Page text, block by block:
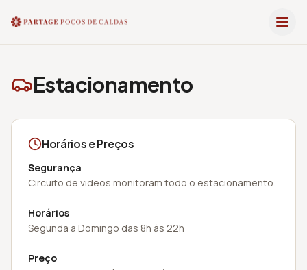
Estacionamento
Horários e Preços
Segurança
Circuito de videos monitoram todo o estacionamento.
Horários
Segunda a Domingo das 8h às 22h
Preço